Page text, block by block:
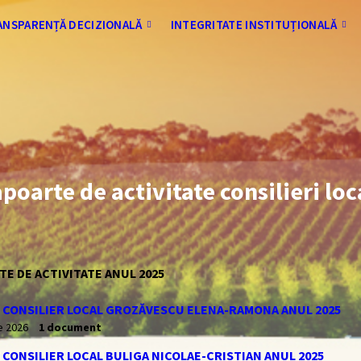
DECIZIONALĂ INTEGRITATE INSTITUȚIONALĂ
de activitate consilieri
DE ACTIVITATE ANUL 2025
LOCAL GROZĂVESCU ELENA-RAMONA ANUL 2025
2026 1 document
LOCAL BULIGA NICOLAE-CRISTIAN ANUL 2025